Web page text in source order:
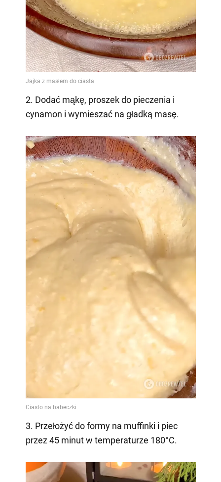
2. Dodać mąkę, proszek do pieczenia i
cynamon i wymieszać na gładką masę.
3. Przełożyć do formy na muffinki i piec
przez 45 minut w temperaturze 180°C.